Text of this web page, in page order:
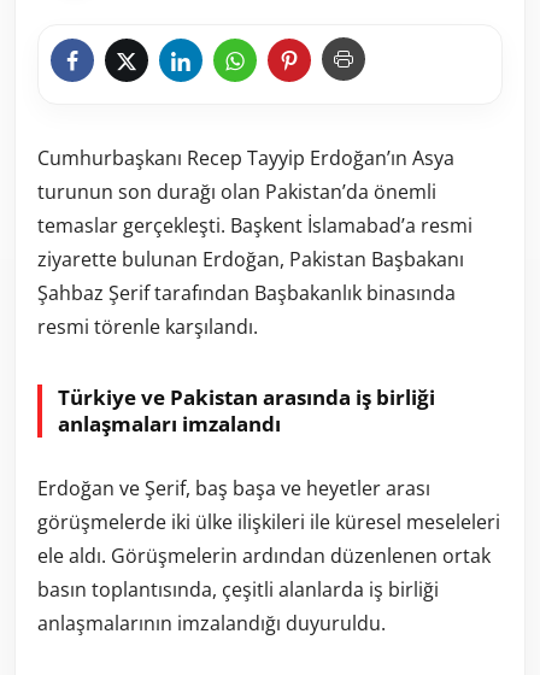
Cumhurbaşkanı Recep Tayyip Erdoğan’ın Asya
turunun son durağı olan Pakistan’da önemli
temaslar gerçekleşti. Başkent İslamabad’a resmi
ziyarette bulunan Erdoğan, Pakistan Başbakanı
Şahbaz Şerif tarafından Başbakanlık binasında
resmi törenle karşılandı.
Türkiye ve Pakistan arasında iş birliği
anlaşmaları imzalandı
Erdoğan ve Şerif, baş başa ve heyetler arası
görüşmelerde iki ülke ilişkileri ile küresel meseleleri
ele aldı. Görüşmelerin ardından düzenlenen ortak
basın toplantısında, çeşitli alanlarda iş birliği
anlaşmalarının imzalandığı duyuruldu.